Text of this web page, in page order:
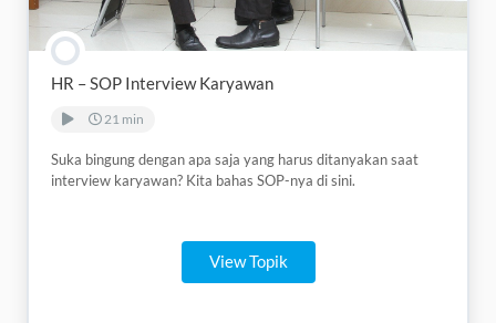
HR – SOP Interview Karyawan
21 min
Suka bingung dengan apa saja yang harus ditanyakan saat
interview karyawan? Kita bahas SOP-nya di sini.
View Topik